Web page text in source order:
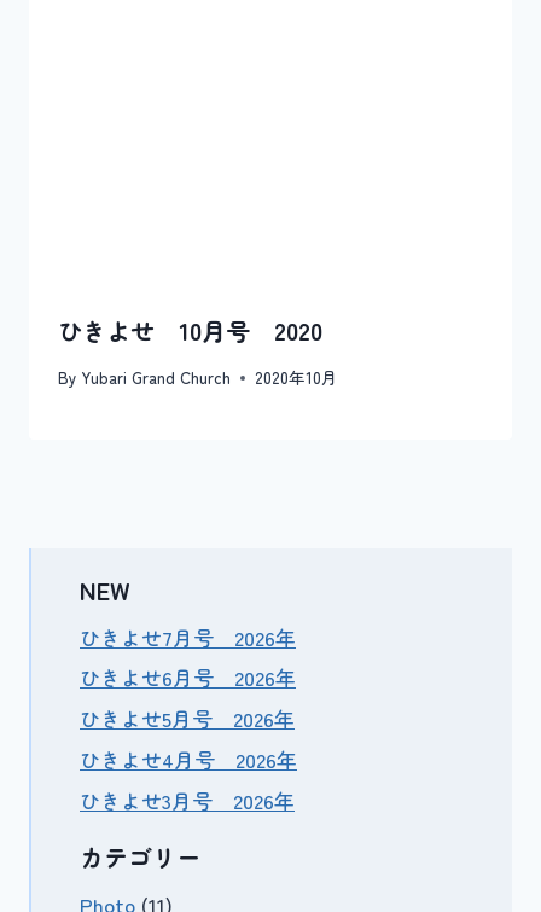
ひきよせ 10月号 2020
By Yubari Grand Church 2020年10月
NEW
ひきよせ7月号 2026年
ひきよせ6月号 2026年
ひきよせ5月号 2026年
ひきよせ4月号 2026年
ひきよせ3月号 2026年
カテゴリー
Photo (11)